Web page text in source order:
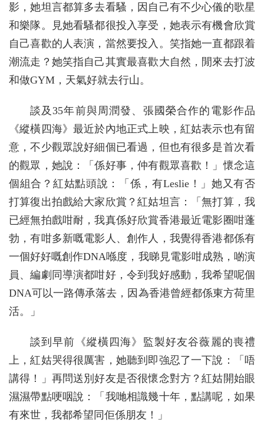
影，她坦言都算多去看騷，因自己有不少心儀的歌星
和樂隊。見她看騷都很投入享受，她表示有機會欣賞
自己喜歡的人表演，當然要投入。笑指她一直都跟着
潮流走？她笑指自己其實最喜歡大自然，閒來去打波
和做GYM，天氣好就去行山。
談及35年前與周潤發、張國榮合作的電影作品
《縱橫四海》最近於內地正式上映，紅姑表示也有留
意，不少觀眾說好細個已看過，但也有很多是首次看
的觀眾，她說：「係好事，仲有觀眾喜歡！」懷念這
個組合？紅姑點頭說：「係，有Leslie！」她又有否
打算復出拍戲給大家欣賞？紅姑坦言：「無打算，我
已經無拍戲咁耐，我真係好欣賞香港最近電影圈咁蓬
勃，有咁多新嘅電影人、創作人，我覺得香港都係有
一個好好嘅創作DNA喺度，我睇見電影咁成熟，啲演
員、編劇同導演都咁好，令到我好感動，我希望呢個
DNA可以一路傳承落去，因為香港曾經都係東方荷里
活。」
談到早前《縱橫四海》監製好友谷薇麗的喪禮
上，紅姑哭得很厲害，她聽到即強忍了一下說：「唔
講得！」再問送別好友是否很懷念對方？紅姑開始眼
濕濕帶點哽咽說：「我哋相識幾十年，點講呢，如果
有來世，我都希望同佢係朋友！」